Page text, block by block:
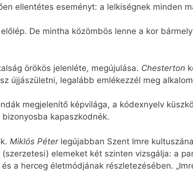
ellentétes eseményt: a lelkiségnek minden
De mintha közömbös lenne a kor
örökös jelenléte, megújulása. Chesterton
újjászületni, legalább emlékezzél meg
megjelenítő képvilága, a kódexnyelv
kapaszkodnék.
Miklós Péter legújabban Szent Imre
elemeket két szinten vizsgálja: a
a herceg életmódjának részletezésében.